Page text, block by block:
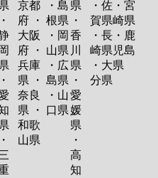
・
岡
・
・
京都
府 ・
大阪
府 ・
兵庫
県 ・
奈良
県 ・
和歌
山県
・島
根県
・岡
山県
・広
島県
・山
口県
県
・
香
川
県
・
愛
媛
県
・
高
知
・佐
賀県
・長
崎県
・大
分県
・宮
崎県
・鹿
児島
県